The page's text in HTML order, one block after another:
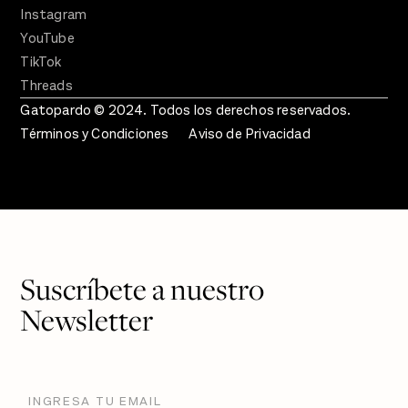
Instagram
YouTube
TikTok
Threads
Gatopardo © 2024. Todos los derechos reservados.
Términos y Condiciones
Aviso de Privacidad
Suscríbete a nuestro
Newsletter